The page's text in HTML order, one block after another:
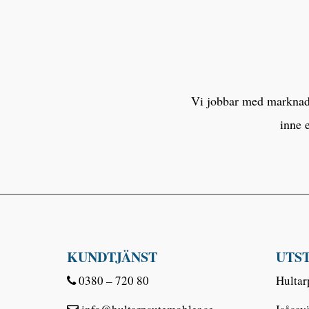
Vi jobbar med
inne
KUNDTJÄNST
0380 – 720 80